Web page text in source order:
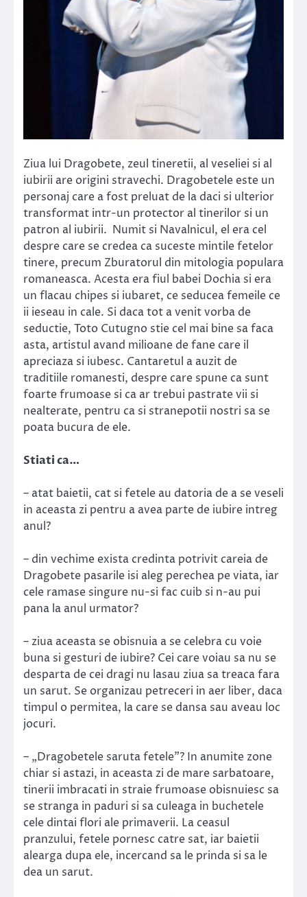
Ziua lui Dragobete, zeul tineretii, al veseliei si al
iubirii are origini stravechi. Dragobetele este un
personaj care a fost preluat de la daci si ulterior
transformat intr-un protector al tinerilor si un
patron al iubirii. Numit si Navalnicul, el era cel
despre care se credea ca suceste mintile fetelor
tinere, precum Zburatorul din mitologia populara
romaneasca. Acesta era fiul babei Dochia si era
un flacau chipes si iubaret, ce seducea femeile ce
ii ieseau in cale. Si daca tot a venit vorba de
seductie, Toto Cutugno stie cel mai bine sa faca
asta, artistul avand milioane de fane care il
apreciaza si iubesc. Cantaretul a auzit de
traditiile romanesti, despre care spune ca sunt
foarte frumoase si ca ar trebui pastrate vii si
nealterate, pentru ca si stranepotii nostri sa se
poata bucura de ele.
Stiati ca…
– atat baietii, cat si fetele au datoria de a se veseli
in aceasta zi pentru a avea parte de iubire intreg
anul?
– din vechime exista credinta potrivit careia de
Dragobete pasarile isi aleg perechea pe viata, iar
cele ramase singure nu-si fac cuib si n-au pui
pana la anul urmator?
– ziua aceasta se obisnuia a se celebra cu voie
buna si gesturi de iubire? Cei care voiau sa nu se
desparta de cei dragi nu lasau ziua sa treaca fara
un sarut. Se organizau petreceri in aer liber, daca
timpul o permitea, la care se dansa sau aveau loc
jocuri.
– „Dragobetele saruta fetele”? In anumite zone
chiar si astazi, in aceasta zi de mare sarbatoare,
tinerii imbracati in straie frumoase obisnuiesc sa
se stranga in paduri si sa culeaga in buchetele
cele dintai flori ale primaverii. La ceasul
pranzului, fetele pornesc catre sat, iar baietii
alearga dupa ele, incercand sa le prinda si sa le
dea un sarut.